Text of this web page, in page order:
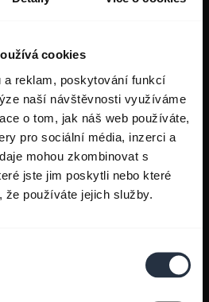
cookies
a reklam, poskytování funkcí
naší návštěvnosti využíváme
o tom, jak náš web používáte,
pro sociální média, inzerci a
mohou zkombinovat s
jste jim poskytli nebo které
používáte jejich služby.